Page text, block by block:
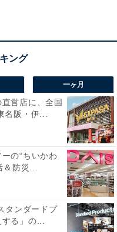
機会を逃してしまった
のキャラクターを手に
一ヶ月
営店に、全国
阪・伊...
の“ちいかわ
防災...
タンダードプ
る」の...